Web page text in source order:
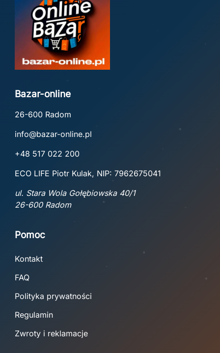
Bazar-online
26-600 Radom
info@bazar-online.pl
+48 517 022 200
ECO LIFE Piotr Kulak, NIP: 7962675041
ul. Stara Wola Gołębiowska 40/1
26-600 Radom
Pomoc
Kontakt
FAQ
Polityka prywatności
Regulamin
Zwroty i reklamacje